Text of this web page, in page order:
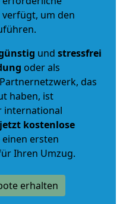
um den
und stressfrei
oder als
das
haben, ist
international
kostenlose
ersten
Ihren Umzug.
erhalten